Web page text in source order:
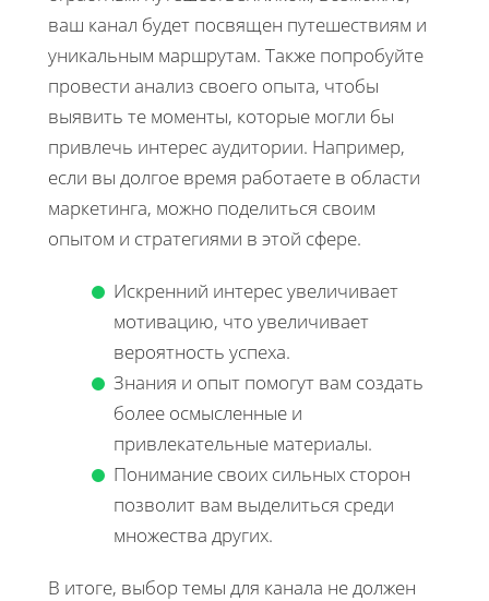
ваш канал будет посвящен путешествиям и
уникальным маршрутам. Также попробуйте
провести анализ своего опыта, чтобы
выявить те моменты, которые могли бы
привлечь интерес аудитории. Например,
если вы долгое время работаете в области
маркетинга, можно поделиться своим
опытом и стратегиями в этой сфере.
Искренний интерес увеличивает
мотивацию, что увеличивает
вероятность успеха.
Знания и опыт помогут вам создать
более осмысленные и
привлекательные материалы.
Понимание своих сильных сторон
позволит вам выделиться среди
множества других.
В итоге, выбор темы для канала не должен